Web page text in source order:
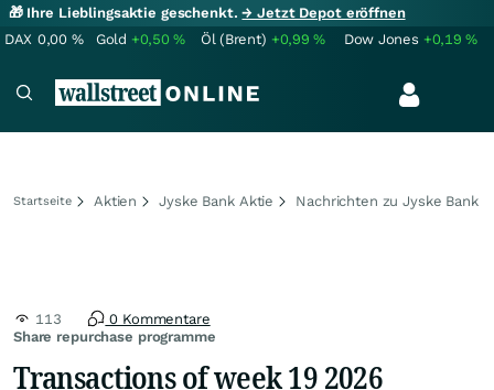
🎁 Ihre Lieblingsaktie geschenkt.→ Jetzt Depot eröffnen
DAX 0,00 % Gold +0,50% Öl (Brent) +0,99% Dow Jones +0,19%
Startseite Aktien Jyske Bank Aktie Nachrichten zu Jyske Bank
Share repurchase programme
113 0 Kommentare
Transactions of week 19 2026